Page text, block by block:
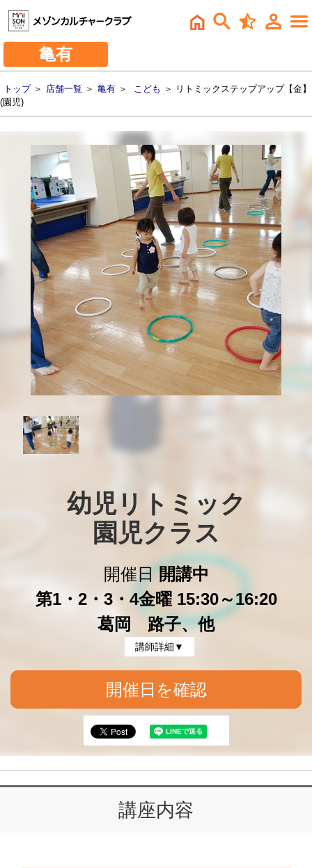
亀有
トップ＞ 店舗一覧 ＞ 亀有 ＞ こども ＞ リトミックステップアップ【金】
(園児)
幼児リトミック
園児クラス
開催日開講中
第1・2・3・4金曜 15:30～16:20
葛岡 路子、他
講師詳細▼
開催日を確認
講座内容